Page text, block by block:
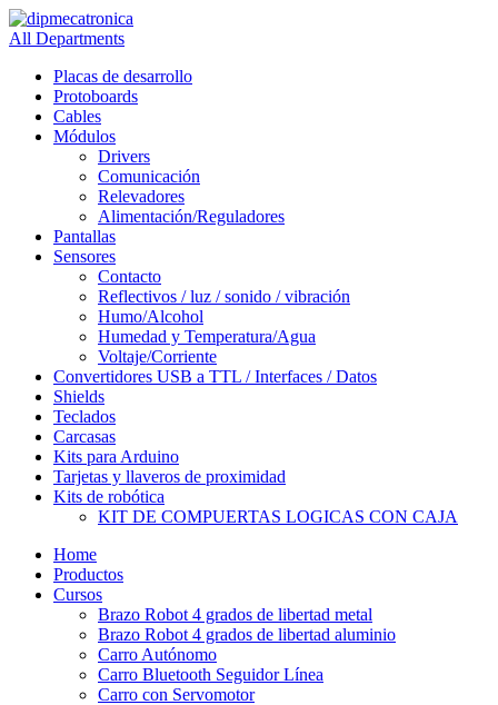
All Departments
Placas de desarrollo
Protoboards
Cables
Módulos
Drivers
Comunicación
Relevadores
Alimentación/Reguladores
Pantallas
Sensores
Contacto
Reflectivos / luz / sonido / vibración
Humo/Alcohol
Humedad y Temperatura/Agua
Voltaje/Corriente
Convertidores USB a TTL / Interfaces / Datos
Shields
Teclados
Carcasas
Kits para Arduino
Tarjetas y llaveros de proximidad
Kits de robótica
KIT DE COMPUERTAS LOGICAS CON CAJA
Home
Productos
Cursos
Brazo Robot 4 grados de libertad metal
Brazo Robot 4 grados de libertad aluminio
Carro Autónomo
Carro Bluetooth Seguidor Línea
Carro con Servomotor